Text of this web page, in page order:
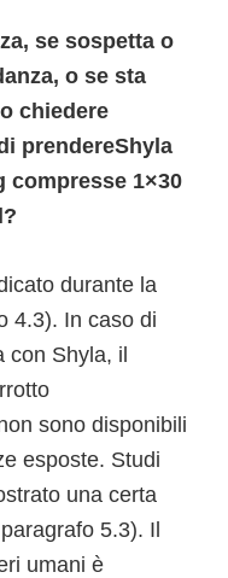
se sospetta o
o se sta
chiedere
prendereShyla
compresse 1×30
durante la
4.3). In caso di
con Shyla, il
sono disponibili
esposte. Studi
una certa
5.3). Il
umani è